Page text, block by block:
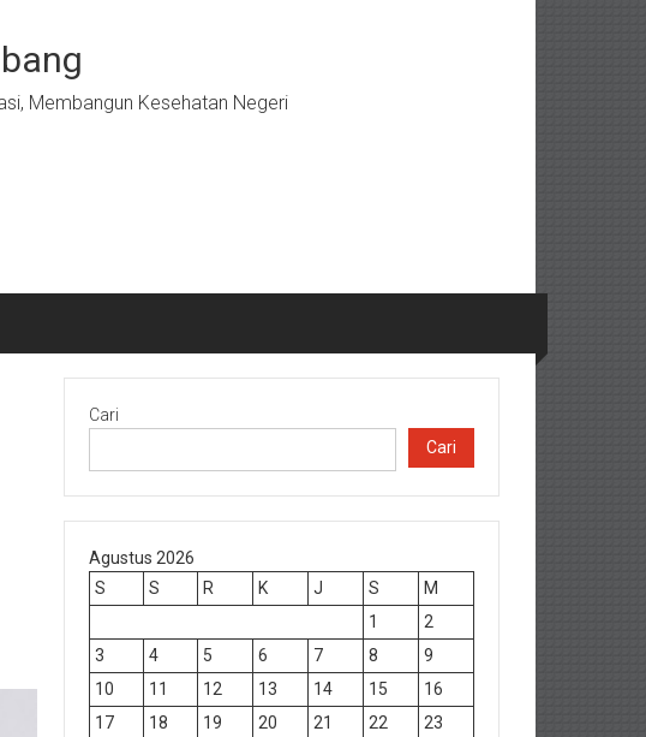
Membangun Kesehatan Negeri
Cari
Cari
Agustus 2026
S
S R K J S
M
1
2
3
4 5 6 7 8
9
10
11 12 13 14 15
16
17
18 19 20 21 22
23